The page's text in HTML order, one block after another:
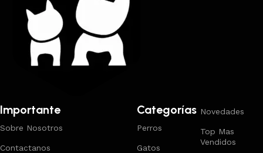
Importante
Sobre Nosotros
Contactanos
Categorías
Perros
Gatos
Novedades
Top Mas
Vendidos